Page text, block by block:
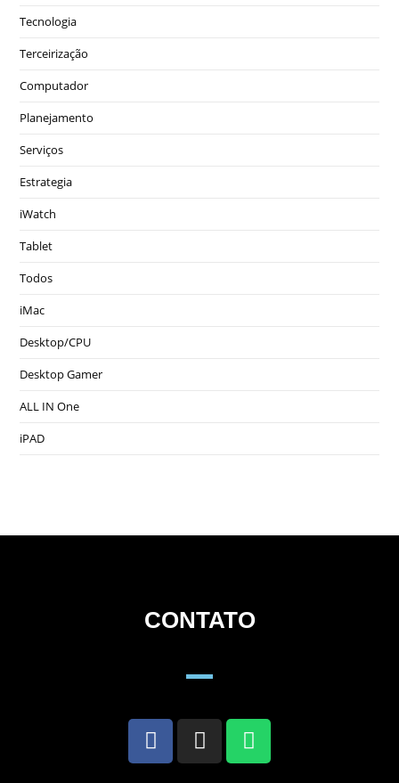
Tecnologia
Terceirização
Computador
Planejamento
Serviços
Estrategia
iWatch
Tablet
Todos
iMac
Desktop/CPU
Desktop Gamer
ALL IN One
iPAD
CONTATO